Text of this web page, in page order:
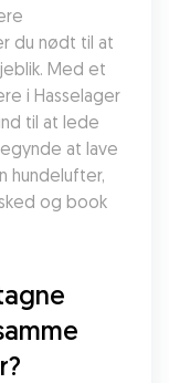
du nødt til at
Med et
i Hasselager
til at lede
at lave
hundelufter,
og book